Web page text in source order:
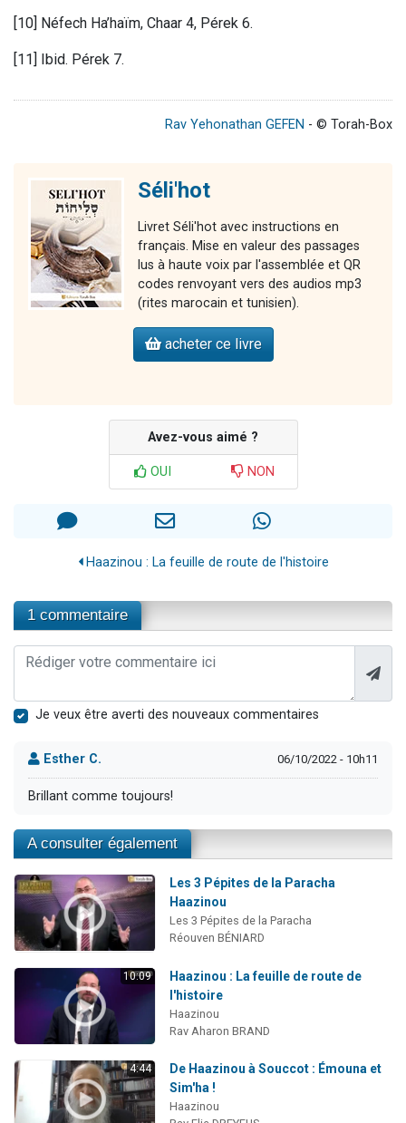
[10] Néfech Ha’haïm, Chaar 4, Pérek 6.
[11] Ibid. Pérek 7.
Rav Yehonathan GEFEN - © Torah-Box
Séli'hot
Livret Séli'hot avec instructions en
français. Mise en valeur des passages
lus à haute voix par l'assemblée et QR
codes renvoyant vers des audios mp3
(rites marocain et tunisien).
acheter ce livre
Avez-vous aimé ?
OUI NON
Haazinou : La feuille de route de l'histoire
1 commentaire
Je veux être averti des nouveaux commentaires
Esther C. 06/10/2022 - 10h11
Brillant comme toujours!
A consulter également
Les 3 Pépites de la Paracha
Haazinou
Les 3 Pépites de la Paracha
Réouven BÉNIARD
10:09
Haazinou : La feuille de route de
l'histoire
Haazinou
Rav Aharon BRAND
4:44
De Haazinou à Souccot : Émouna et
Sim'ha !
Haazinou